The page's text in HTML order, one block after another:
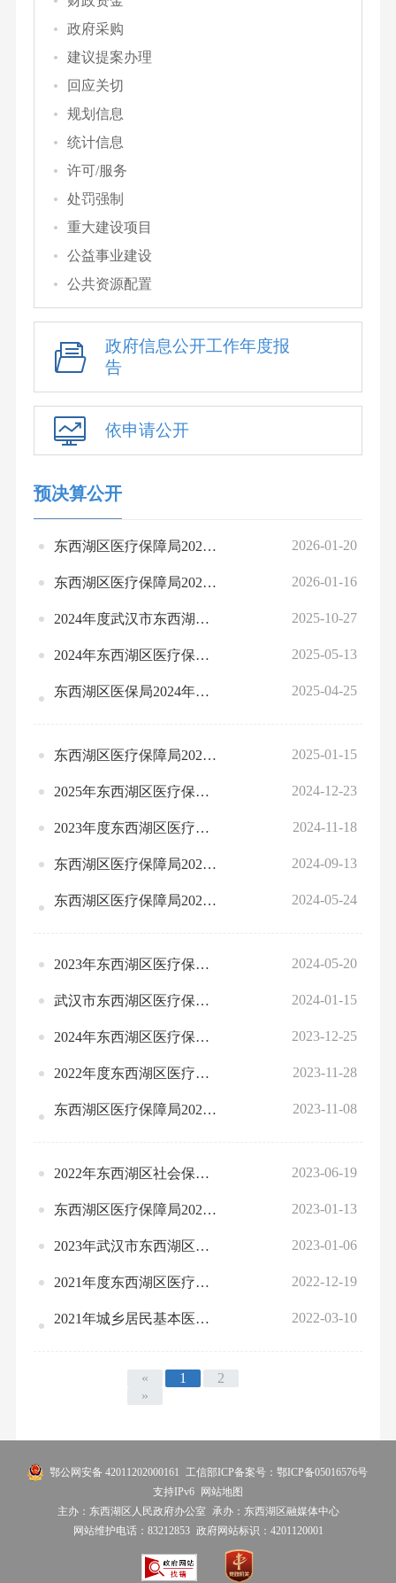
政府采购
建议提案办理
回应关切
规划信息
统计信息
许可/服务
处罚强制
重大建设项目
公益事业建设
公共资源配置
政府信息公开工作年度报
告
依申请公开
预决算公开
东西湖区医疗保障局2026年部门预算信息公开 2026-01-20
东西湖区医疗保障局2025年1-12月份全区绩效运行监控情况统计表 2026-01-16
2024年度武汉市东西湖区医疗保障局部门决算公开 2025-10-27
2024年东西湖区医疗保险基金收支决算总表（决算） 2025-05-13
东西湖区医保局2024年部门整体、项目绩效自评情况表、汇总表 2025-04-25
东西湖区医疗保障局2025年部门预算公开 2025-01-15
2025年东西湖区医疗保险基金收支总表（预算） 2024-12-23
2023年度东西湖区医疗保障局部门决算公开 2024-11-18
东西湖区医疗保障局2024年1-7月预算绩效运行监控情况公开 2024-09-13
东西湖区医疗保障局2023年度部门整体、项目绩效自评情况 2024-05-24
2023年东西湖区医疗保险基金收支决算总表（决算） 2024-05-20
武汉市东西湖区医疗保障局2024年部门预算公开 2024-01-15
2024年东西湖区医疗保险基金收支总表（预算） 2023-12-25
2022年度东西湖区医疗保障局部门决算公开 2023-11-28
东西湖区医疗保障局2022年绩效评价整改报告书 2023-11-08
2022年东西湖区社会保险基金收支决算总表 2023-06-19
东西湖区医疗保障局2023年部门预算公开 2023-01-13
2023年武汉市东西湖区医疗保险基金预算编制说明 2023-01-06
2021年度东西湖区医疗保障局部门决算 2022-12-19
2021年城乡居民基本医疗保险基金收支表 2022-03-10
« 1
2
»
鄂公网安备 42011202000161
工信部ICP备案号：鄂ICP备05016576号
支持IPv6 网站地图
主办：东西湖区人民政府办公室
承办：东西湖区融媒体中心
网站维护电话：83212853 政府网站标识：4201120001